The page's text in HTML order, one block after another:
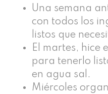
Una semana
con todos los
listos que
El martes, hice
para tenerlo
en agua sal.
Miércoles